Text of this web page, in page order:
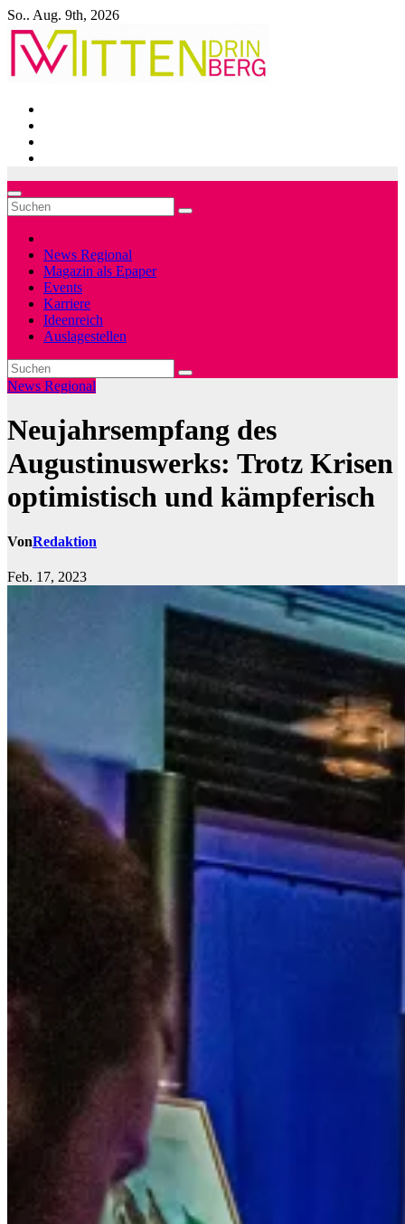
Zum
Inhalt
springen
So.. Aug. 9th, 2026
News Regional
Magazin als Epaper
Events
Karriere
Ideenreich
Auslagestellen
News Regional
Neujahrsempfang des
Augustinuswerks: Trotz Krisen
optimistisch und kämpferisch
VonRedaktion
Feb. 17, 2023